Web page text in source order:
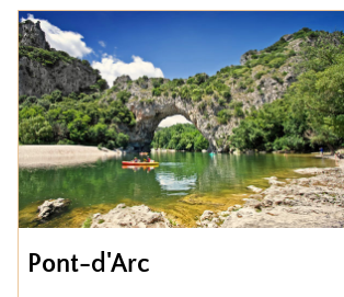
Pont-d'Arc